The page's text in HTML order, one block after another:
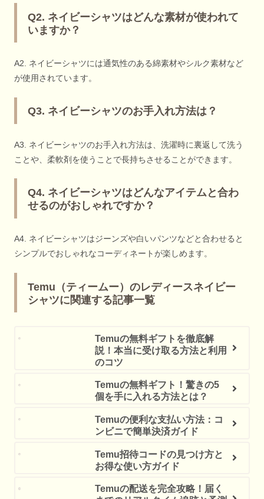
Q2. ネイビーシャツはどんな素材が使われて
いますか？
A2. ネイビーシャツには通気性のある綿素材やシルク素材など
が使用されています。
Q3. ネイビーシャツのお手入れ方法は？
A3. ネイビーシャツのお手入れ方法は、洗濯時に裏返して洗う
ことや、柔軟剤を使うことで長持ちさせることができます。
Q4. ネイビーシャツはどんなアイテムと合わ
せるのがおしゃれですか？
A4. ネイビーシャツはジーンズや白いパンツなどと合わせると
シンプルでおしゃれなコーディネートが楽しめます。
Temu（ティームー）のレディースネイビー
シャツに関連する記事一覧
Temuの無料ギフトを徹底解
説！本当に受け取る方法と利用
のコツ
Temuの無料ギフト！驚きの5
個を手に入れる方法とは？
Temuの便利な支払い方法：コ
ンビニで簡単決済ガイド
Temu招待コードの見つけ方と
お得な使い方ガイド
Temuの配送を完全攻略！届く